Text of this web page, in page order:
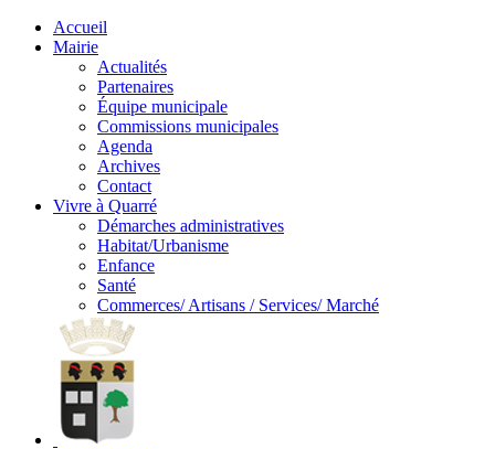
Accueil
Mairie
Actualités
Partenaires
Équipe municipale
Commissions municipales
Agenda
Archives
Contact
Vivre à Quarré
Démarches administratives
Habitat/Urbanisme
Enfance
Santé
Commerces/ Artisans / Services/ Marché